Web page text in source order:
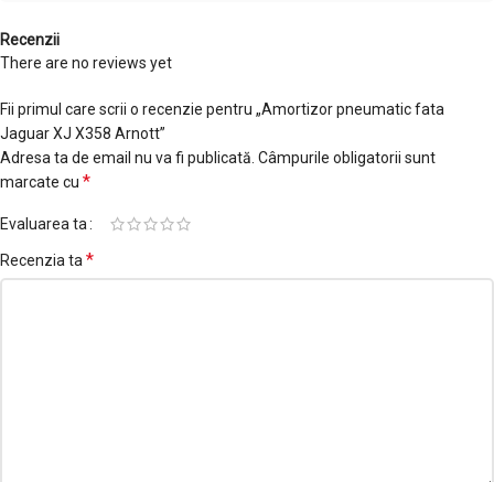
Recenzii
There are no reviews yet
Fii primul care scrii o recenzie pentru „Amortizor pneumatic fata
Jaguar XJ X358 Arnott”
Adresa ta de email nu va fi publicată. Câmpurile obligatorii sunt
marcate cu *
Evaluarea ta
Recenzia ta *